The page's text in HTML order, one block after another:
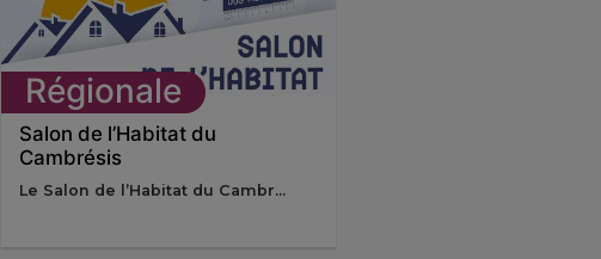
Régionale
Salon de l’Habitat du
Cambrésis
Le Salon de l’Habitat du Cambr...